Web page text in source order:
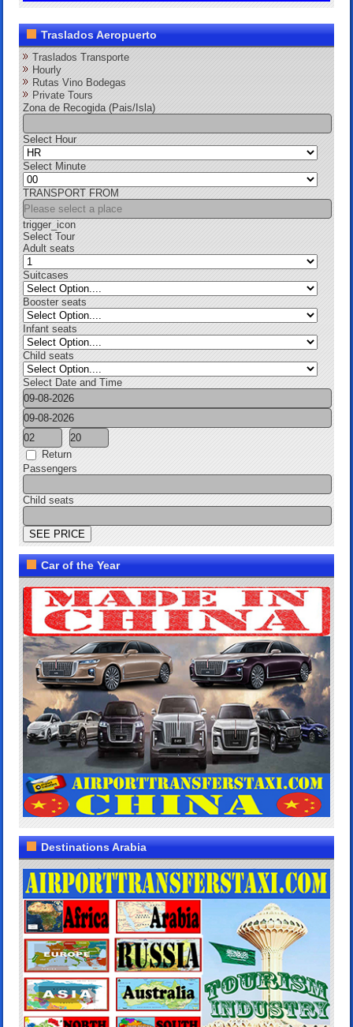
Traslados Aeropuerto
Traslados Transporte
Hourly
Rutas Vino Bodegas
Private Tours
Zona de Recogida (Pais/Isla)
Select Hour
Select Minute
TRANSPORT FROM
trigger_icon
Select Tour
Adult seats
Suitcases
Booster seats
Infant seats
Child seats
Select Date and Time
Return
Passengers
Child seats
Car of the Year
Destinations Arabia